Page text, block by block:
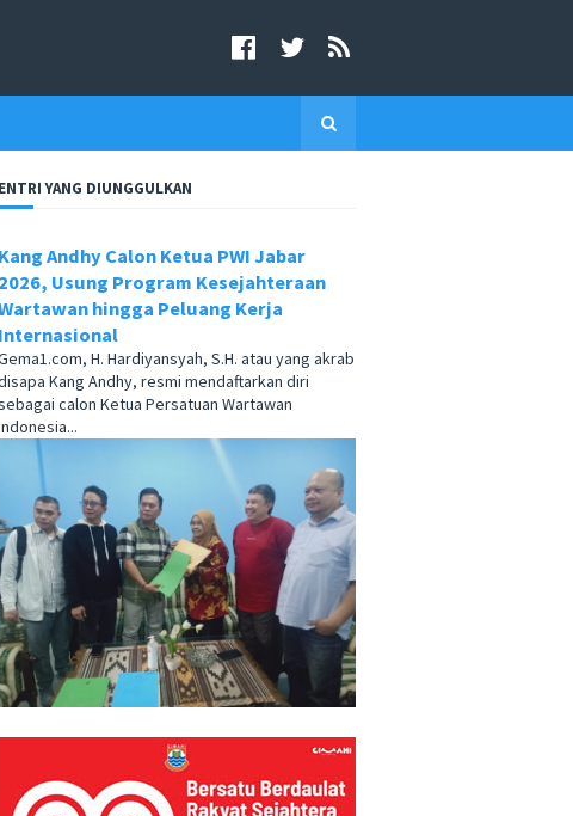
ENTRI YANG DIUNGGULKAN
Kang Andhy Calon Ketua PWI Jabar
2026, Usung Program Kesejahteraan
hingga Peluang Kerja
Internasional
H. Hardiyansyah, S.H. atau yang akrab
Kang Andhy, resmi mendaftarkan diri
calon Ketua Persatuan Wartawan